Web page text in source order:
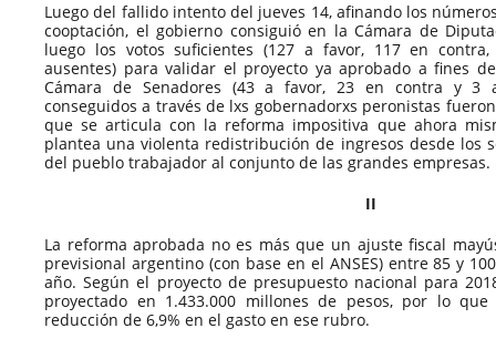
Luego del fallido intento del jueves 14, afinando los
cooptación, el gobierno consiguió en la Cámara de
luego los votos suficientes (127 a favor, 117 en
ausentes) para validar el proyecto ya aprobado a fines
Cámara de Senadores (43 a favor, 23 en contra y 3
conseguidos a través de lxs gobernadorxs peronistas
que se articula con la reforma impositiva que ahora
plantea una violenta redistribución de ingresos desde los
del pueblo trabajador al conjunto de las grandes empresas.
II
La reforma aprobada no es más que un ajuste fiscal
previsional argentino (con base en el ANSES) entre 85 y
año. Según el proyecto de presupuesto nacional para
proyectado en 1.433.000 millones de pesos, por lo
reducción de 6,9% en el gasto en ese rubro.